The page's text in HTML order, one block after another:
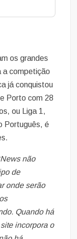
os grandes
a competição
já conquistou
Porto com 28
ou Liga 1,
Português, é
não
de
onde serão
Quando há
incorpora o